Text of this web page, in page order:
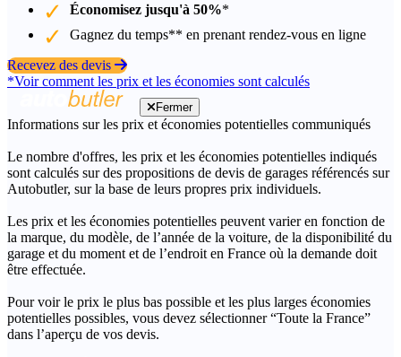
Économisez jusqu'à 50%*
Gagnez du temps** en prenant rendez-vous en ligne
Recevez des devis
*Voir comment les prix et les économies sont calculés
Fermer
Informations sur les prix et économies potentielles communiqués
Le nombre d'offres, les prix et les économies potentielles indiqués
sont calculés sur des propositions de devis de garages référencés sur
Autobutler, sur la base de leurs propres prix individuels.
Les prix et les économies potentielles peuvent varier en fonction de
la marque, du modèle, de l’année de la voiture, de la disponibilité du
garage et du moment et de l’endroit en France où la demande doit
être effectuée.
Pour voir le prix le plus bas possible et les plus larges économies
potentielles possibles, vous devez sélectionner “Toute la France”
dans l’aperçu de vos devis.